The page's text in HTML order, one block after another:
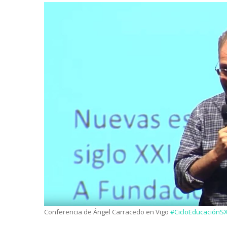
Conferencia de Ángel Carracedo en Vigo